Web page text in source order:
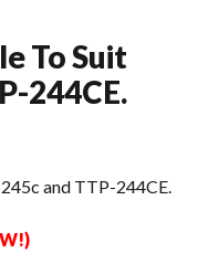
To Suit
244CE.
and TTP-244CE.